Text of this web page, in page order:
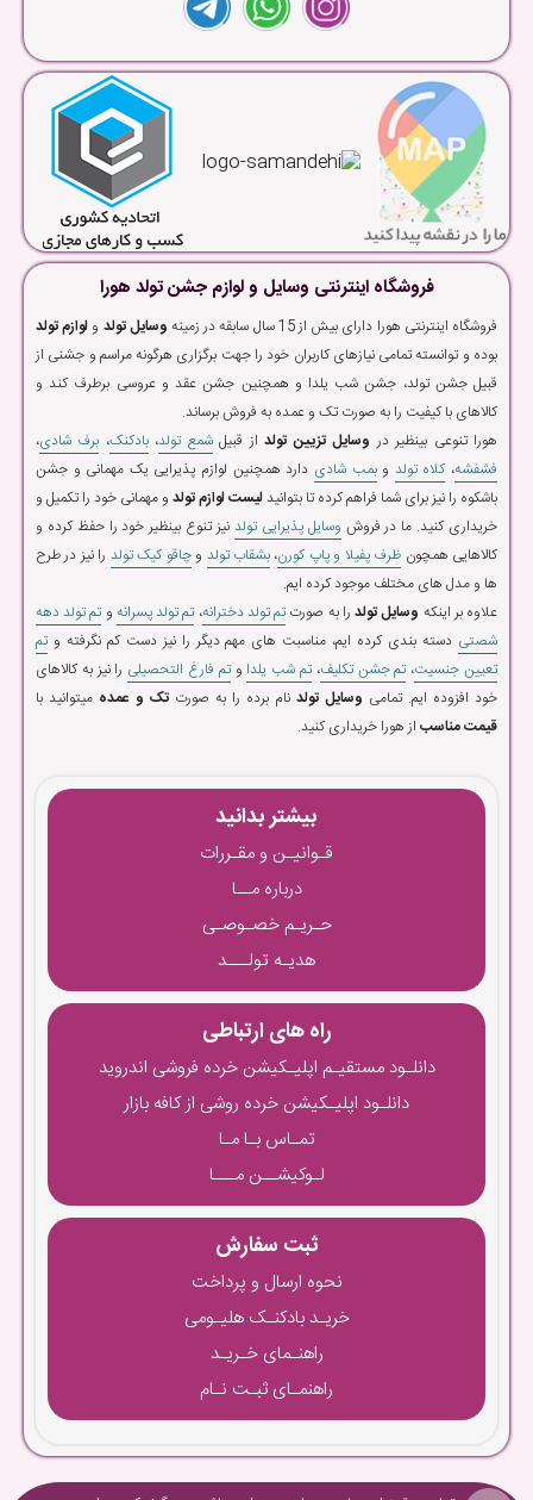
فروشگاه اینترنتی وسایل و لوازم جشن تولد هورا
فروشگاه اینترنتی هورا دارای بیش از 15 سال سابقه در زمینه وسایل تولد و لوازم تولد
بوده و توانسته تمامی نیازهای کاربران خود را جهت برگزاری هرگونه مراسم و جشنی از
قبیل جشن تولد، جشن شب یلدا و همچنین جشن عقد و عروسی برطرف کند و
کالاهای با کیفیت را به صورت تک و عمده به فروش برساند.
هورا تنوعی بینظیر در وسایل تزیین تولداز قبیلشمع تولد،بادکنک، برف شادی،
فشفشه،کلاه تولد وبمب شادی دارد همچنین لوازم پذیرایی یک مهمانی و جشن
باشکوه را نیز برای شما فراهم کرده تا بتوانیدلیست لوازم تولد و مهمانی خود را تکمیل و
خریداری کنید. ما در فروش وسایل پذیرایی تولد نیز تنوع بینظیر خود را حفظ کرده و
کالاهایی همچون ظرف پفیلا و پاپ کورن،بشقاب تولد وچاقو کیک تولد را نیز در طرح
ها و مدل های مختلف موجود کرده ایم.
علاوه بر اینکه وسایل تولدرا به صورتتم تولد دخترانه،تم تولد پسرانه وتم تولد دهه
شصتی دسته بندی کرده ایم، مناسبت های مهم دیگر را نیز دست کم نگرفته وتم
تعیین جنسیت،تم جشن تکلیف،تم شب یلدا وتم فارغ التحصیلی را نیز به کالاهای
خود افزوده ایم. تمامی وسایل تولد نام برده را به صورت تک و عمده میتوانید با
قیمت مناسب از هورا خریداری کنید.
بیشتر بدانید
قـوانیـن و مقـررات
درباره مــا
حـریـم خصـوصـی
هدیـه تولـــد
راه های ارتباطی
دانلـود مستقیـم اپلیـکیشن خرده فروشی اندروید
دانلـود اپلیـکیشن خرده روشی از کافه بازار
تمـاس بـا مـا
لـوکیشــن مـــا
ثبت سفارش
نحوه ارسال و پرداخت
خریـد بادکنـک هلیـومی
راهنـمای خـریـد
راهنمـای ثبـت نـام